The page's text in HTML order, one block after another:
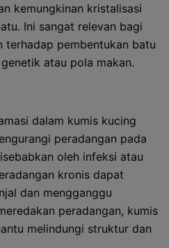
kemungkinan kristalisasi
Ini sangat relevan bagi
terhadap pembentukan batu
atau pola makan.
dalam kumis kucing
peradangan pada
oleh infeksi atau
kronis dapat
dan mengganggu
peradangan, kumis
melindungi struktur dan